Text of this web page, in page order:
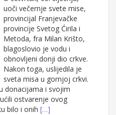
uoči večernje svete mise,
provincijal Franjevačke
provincije Svetog Ćirila i
Metoda, fra Milan Krišto,
blagoslovio je vodu i
obnovljeni donji dio crkve.
Nakon toga, uslijedila je
sveta misa u gornjoj crkvi.
donacijama i svojim
ostvarenje ovog
bilo i onih […]